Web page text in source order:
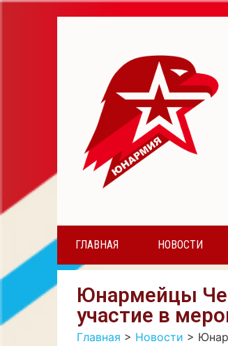
ГЛАВНАЯ НОВОСТИ
Юнармейцы
участие в
Главная > Новости >